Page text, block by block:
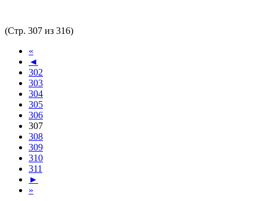
(Стр. 307 из 316)
«
◄
302
303
304
305
306
307
308
309
310
311
►
»